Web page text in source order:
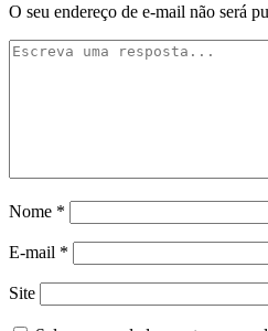
O seu endereço de e-mail não será
Nome *
E-mail *
Site